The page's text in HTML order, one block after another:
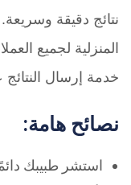
نتائج دقيقة
المنزلية لجميع
خدمة إرسال النتائج
نصائح هامة:
استشر طبيبك